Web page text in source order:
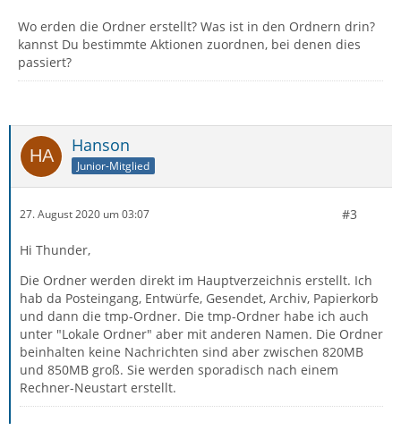
Wo erden die Ordner erstellt? Was ist in den Ordnern drin?
kannst Du bestimmte Aktionen zuordnen, bei denen dies
passiert?
Hanson
Junior-Mitglied
27. August 2020 um 03:07 #3
Hi Thunder,
Die Ordner werden direkt im Hauptverzeichnis erstellt. Ich
hab da Posteingang, Entwürfe, Gesendet, Archiv, Papierkorb
und dann die tmp-Ordner. Die tmp-Ordner habe ich auch
unter "Lokale Ordner" aber mit anderen Namen. Die Ordner
beinhalten keine Nachrichten sind aber zwischen 820MB
und 850MB groß. Sie werden sporadisch nach einem
Rechner-Neustart erstellt.